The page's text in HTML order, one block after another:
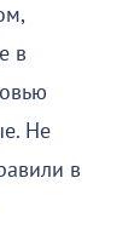
в
Не
в